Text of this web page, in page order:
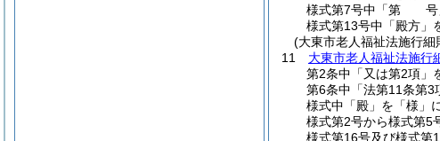
様式第7号中「第 号
様式第13号中「殿方」
(大東市老人福祉法施行細
11
大東市老人福祉法施行
第2条中「又は第2項」
第6条中「法第11条第3
様式中「殿」を「様」
様式第2号から様式第
様式第16号及び様式第